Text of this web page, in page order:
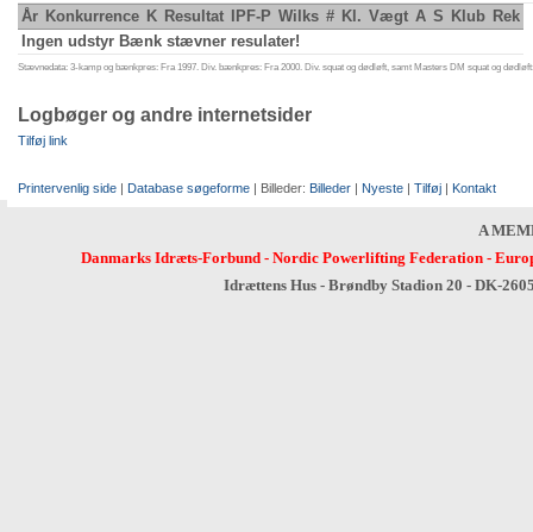
År Konkurrence K Resultat IPF-P Wilks # Kl. Vægt A S Klub Rek
Ingen udstyr Bænk stævner resulater!
Stævnedata: 3-kamp og bænkpres: Fra 1997. Div. bænkpres: Fra 2000. Div. squat og dødløft, samt Masters DM squat og
Logbøger og andre internetsider
Tilføj link
Printervenlig side | Database søgeforme | Billeder: Billeder | Nyeste | Tilføj | Kontakt
A
Danmarks Idræts-Forbund- Nordic Powerlifting Federation-
Idrættens Hus - Brøndby Stadion 20 - DK-